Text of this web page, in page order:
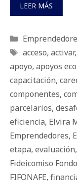
LEER MÁS
Categorías
Etiquetas
acceso, activar,
apoyo, apoyos
capacitación,
componentes,
parcelarios,
eficiencia, Elvira
Emprendedores,
etapa, evaluación,
Fideicomiso
FIFONAFE,